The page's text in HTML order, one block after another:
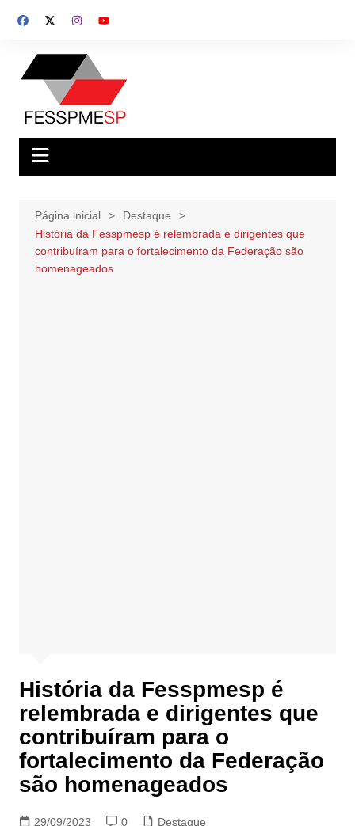
para
conteúdo
Página inicial
Destaque
História da Fesspmesp é relembrada e dirigentes que
contribuíram para o fortalecimento da Federação são
homenageados
História da Fesspmesp é
relembrada e dirigentes que
contribuíram para o
fortalecimento da Federação
são homenageados
29/09/2023 0 Destaque